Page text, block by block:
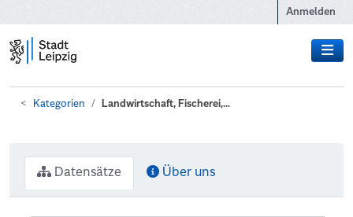
Anmelden
Kategorien Landwirtschaft, Fischerei,...
Datensätze Über uns